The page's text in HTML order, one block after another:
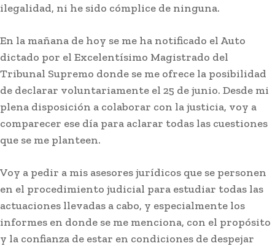
Actualidad
Un migrante en Ceuta entrar en una casa y se
mete en la cama de la propietaria mientras su
marido y su hijo estaban...
ilegalidad, ni he sido cómplice de ninguna.
En la mañana de hoy se me ha notificado el Auto
dictado por el Excelentísimo Magistrado del
Tribunal Supremo donde se me ofrece la posibilidad
de declarar voluntariamente el 25 de junio. Desde mi
plena disposición a colaborar con la justicia, voy a
comparecer ese día para aclarar todas las cuestiones
que se me planteen.
Voy a pedir a mis asesores jurídicos que se personen
en el procedimiento judicial para estudiar todas las
actuaciones llevadas a cabo, y especialmente los
informes en donde se me menciona, con el propósito
y la confianza de estar en condiciones de despejar